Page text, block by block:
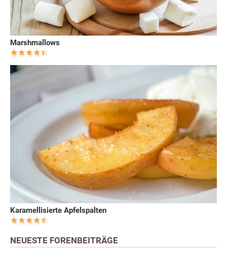
Marshmallows
Karamellisierte Apfelspalten
NEUESTE FORENBEITRÄGE